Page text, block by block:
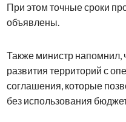
При этом точные сроки
объявлены.
Также министр напомнил,
развития территорий с
соглашения, которые
без использования